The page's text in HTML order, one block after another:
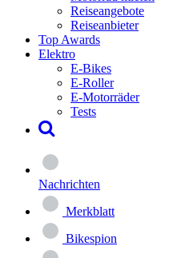
Reiseangebote
Reiseanbieter
Top Awards
Elektro
E-Bikes
E-Roller
E-Motorräder
Tests
Nachrichten
Merkblatt
Bikespion